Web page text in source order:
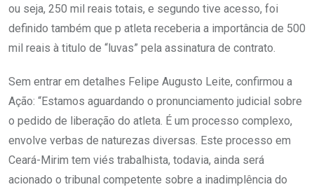
ou seja, 250 mil reais totais, e segundo tive acesso, foi
definido também que p atleta receberia a importância de 500
mil reais à titulo de “luvas” pela assinatura de contrato.
Sem entrar em detalhes Felipe Augusto Leite, confirmou a
Ação: “Estamos aguardando o pronunciamento judicial sobre
o pedido de liberação do atleta. É um processo complexo,
envolve verbas de naturezas diversas. Este processo em
Ceará-Mirim tem viés trabalhista, todavia, ainda será
acionado o tribunal competente sobre a inadimplência do